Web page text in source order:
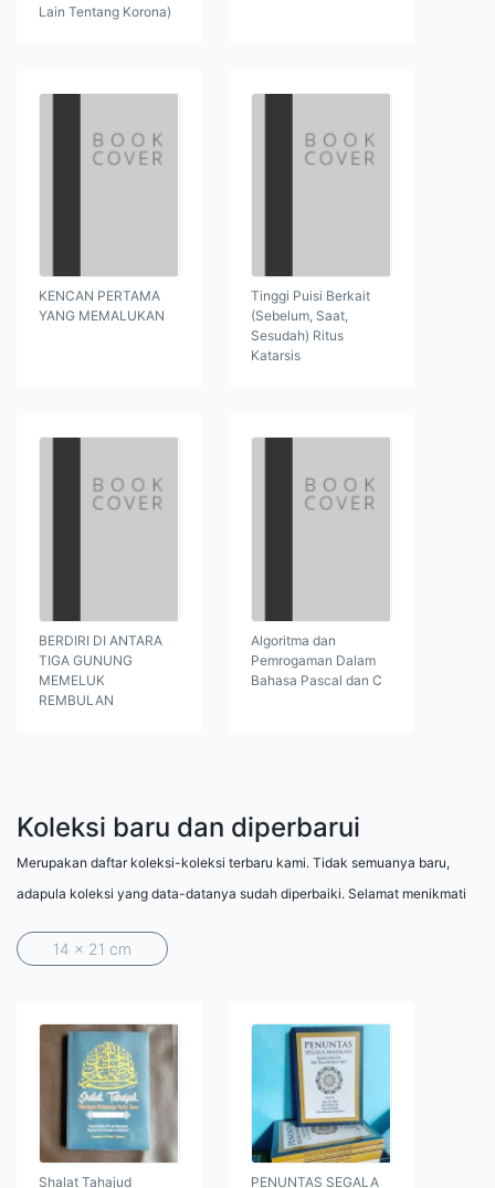
Lain Tentang Korona)
KENCAN PERTAMA
YANG MEMALUKAN
Tinggi Puisi Berkait
(Sebelum, Saat,
Sesudah) Ritus
Katarsis
BERDIRI DI ANTARA
TIGA GUNUNG
MEMELUK
REMBULAN
Algoritma dan
Pemrogaman Dalam
Bahasa Pascal dan C
Koleksi baru dan diperbarui
Merupakan daftar koleksi-koleksi terbaru kami. Tidak semuanya baru,
adapula koleksi yang data-datanya sudah diperbaiki. Selamat menikmati
14 x 21 cm
Shalat Tahajud PENUNTAS SEGALA